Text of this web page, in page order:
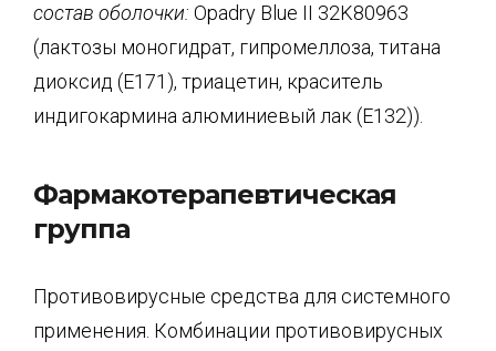
состав оболочки: Opadry Blue II 32K80963
(лактозы моногидрат, гипромеллоза, титана
диоксид (Е171), триацетин, краситель
индигокармина алюминиевый лак (Е132)).
Фармакотерапевтическая
группа
Противовирусные средства для системного
применения. Комбинации противовирусных